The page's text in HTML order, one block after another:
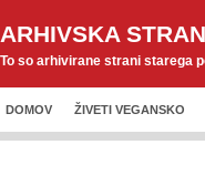
ARHIVSKA
To so arhivirane strani starega
DOMOV ŽIVETI VEGANSKO